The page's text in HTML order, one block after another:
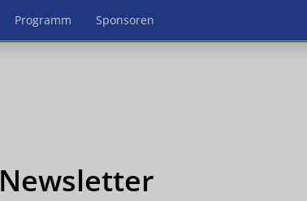
Programm Sponsoren